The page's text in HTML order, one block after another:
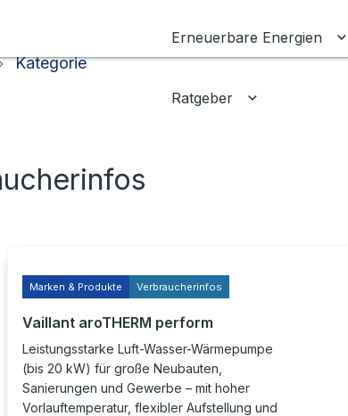
Erneuerbare Energien
Ratgeber Untermenü
Kategorie
Marken & Produkte Verbraucherinfos
Vaillant aroTHERM perform
Leistungsstarke Luft-Wasser-Wärmepumpe
(bis 20 kW) für große Neubauten,
Sanierungen und Gewerbe – mit hoher
Vorlauftemperatur, flexibler Aufstellung und